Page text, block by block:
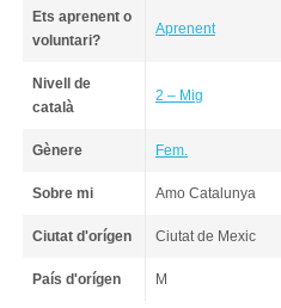
Ets aprenent o
voluntari?
Aprenent
Nivell de
català
2 – Mig
Gènere Fem.
Sobre mi Amo Catalunya
Ciutat d'orígen Ciutat de Mexic
País d'orígen M